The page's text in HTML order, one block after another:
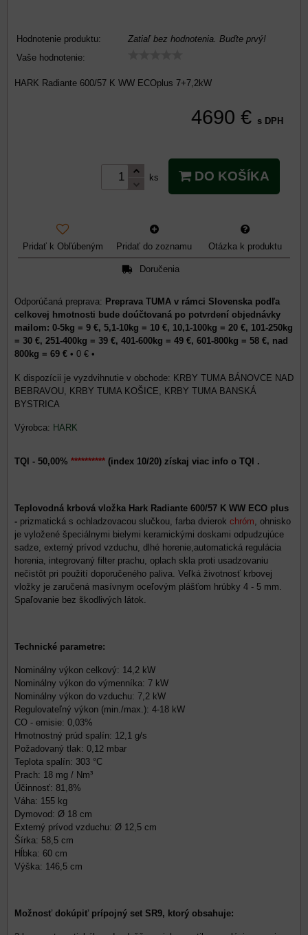
Hodnotenie produktu:
Zatiaľ bez hodnotenia. Buďte prvý!
Vaše hodnotenie:
HARK Radiante 600/57 K WW ECOplus 7+7,2kW
4690 € s DPH
ks DO KOŠÍKA
Pridať k Obľúbeným Pridať do zoznamu Otázka k produktu
Doručenia
Preprava TUMA v rámci Slovenska podľa
celkovej hmotnosti bude doúčtovaná po potvrdení objednávky
mailom: 0-5kg = 9 €, 5,1-10kg = 10 €, 10,1-100kg = 20 €, 101-250kg
= 30 €, 251-400kg = 39 €, 401-600kg = 49 €, 601-800kg = 58 €, nad
800kg = 69 € • 0 € •
KRBY TUMA BÁNOVCE NAD
BEBRAVOU, KRBY TUMA KOŠICE, KRBY TUMA BANSKÁ
BYSTRICA
Výrobca: HARK
TQI - 50,00% ********** (index 10/20) získaj viac info o TQI .
Teplovodná krbová vložka Hark Radiante 600/57 K WW ECO plus
- prizmatická s ochladzovacou slučkou, farba dvierok chróm , ohnisko
je vyložené špeciálnymi bielymi keramickými doskami odpudzujúce
sadze, externý prívod vzduchu, dlhé horenie,automatická regulácia
horenia, integrovaný filter prachu, oplach skla proti usadzovaniu
nečistôt pri použití doporučeného paliva. Veľká životnosť krbovej
vložky je zaručená masívnym oceľovým plášťom hrúbky 4 - 5 mm.
Spaľovanie bez škodlivých látok.
Technické parametre:
Nominálny výkon celkový: 14,2 kW
Nominálny výkon do výmenníka: 7 kW
Nominálny výkon do vzduchu: 7,2 kW
Regulovateľný výkon (min./max.): 4-18 kW
CO - emisie: 0,03%
Hmotnostný prúd spalín: 12,1 g/s
Požadovaný tlak: 0,12 mbar
Teplota spalín: 303 °C
Prach: 18 mg / Nm³
Účinnosť: 81,8%
Váha: 155 kg
Dymovod: Ø 18 cm
Externý prívod vzduchu: Ø 12,5 cm
Šírka: 58,5 cm
Hĺbka: 60 cm
Výška: 146,5 cm
Možnosť dokúpiť prípojný set SR9, ktorý obsahuje: